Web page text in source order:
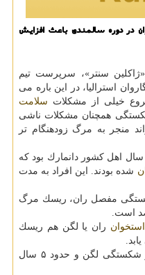
در دوره سالمندی باعث افزایش
سنتر»، سرپرست تیم
استرالیا، در این باره می
خیلی از مشكلات سلامت
همچنان مشكلات ناشی
منجر به مرگ زودهنگام تر
این مطالعه شامل تمام مردم بالا ۵۰ سال اهل كشور دانمارك بود كه
شده بودند. این افراد به مدت
مفصل ران، ریسك مرگ
استخوان ران یا لگن هم ریسك
بیشترین خطر مرگ ۱۰ سال پس از شكستگی لگن و حدود ۵ سال